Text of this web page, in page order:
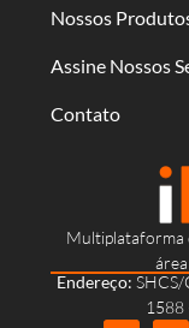
Multiplataforma
Endereço: SHCS/
1588
Nossos
Assine Nossos
Contato